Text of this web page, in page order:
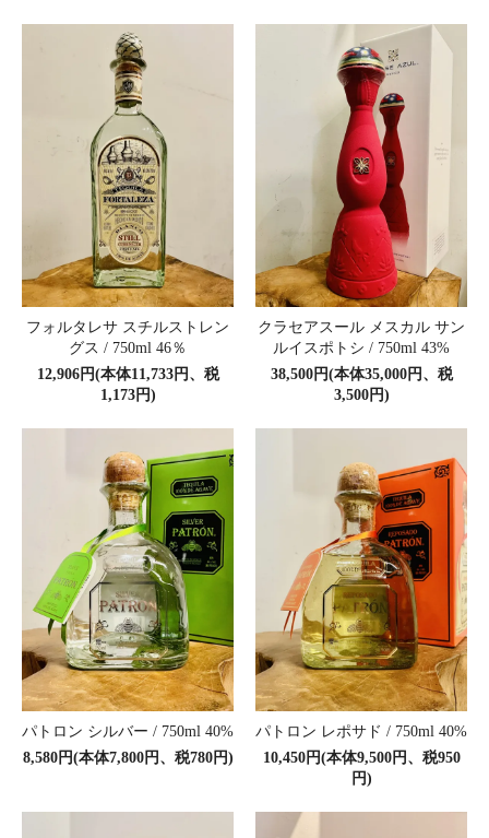
フォルタレサ スチルストレン
グス / 750ml 46％
12,906円(本体11,733円、税
1,173円)
クラセアスール メスカル サン
ルイスポトシ / 750ml 43%
38,500円(本体35,000円、税
3,500円)
パトロン シルバー / 750ml 40%
8,580円(本体7,800円、税780円)
パトロン レポサド / 750ml 40%
10,450円(本体9,500円、税950
円)